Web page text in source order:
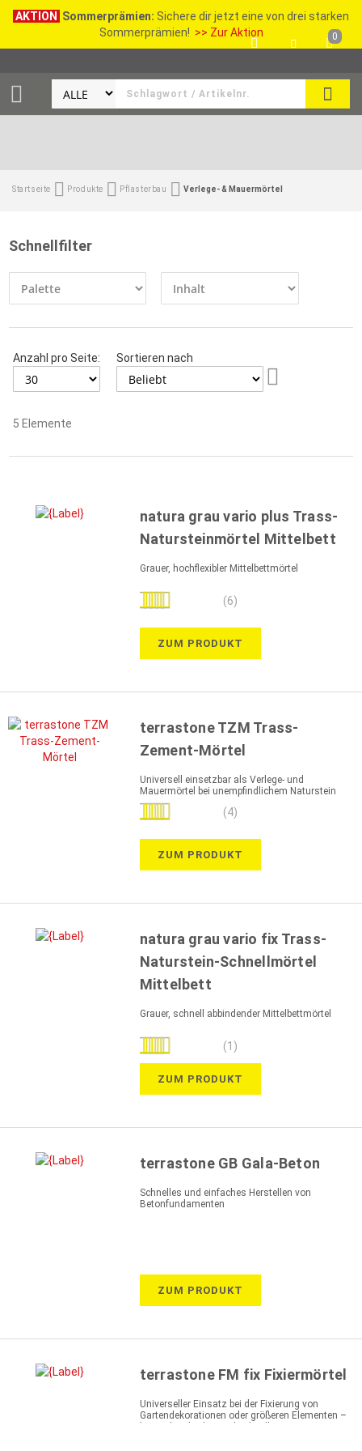
AKTION Sommerprämien: Sichere dir jetzt eine von drei starken
Sommerprämien! >> Zur Aktion 0
Startseite Produkte Pflasterbau Verlege- & Mauermörtel
Schnellfilter
Anzahl pro Seite:
Sortieren nach
5 Elemente
natura grau vario plus Trass-
Natursteinmörtel Mittelbett
Grauer, hochflexibler Mittelbettmörtel
Bewertung: (6)
ZUM PRODUKT
terrastone TZM Trass-
Zement-Mörtel
Universell einsetzbar als Verlege- und
Mauermörtel bei unempfindlichem Naturstein
Bewertung:
(4)
ZUM PRODUKT
natura grau vario fix Trass-
Naturstein-Schnellmörtel
Mittelbett
Grauer, schnell abbindender Mittelbettmörtel
Bewertung:
100%
(1)
ZUM PRODUKT
terrastone GB Gala-Beton
Schnelles und einfaches Herstellen von
Betonfundamenten
ZUM PRODUKT
terrastone FM fix Fixiermörtel
Universeller Einsatz bei der Fixierung von
Gartendekorationen oder größeren Elementen –